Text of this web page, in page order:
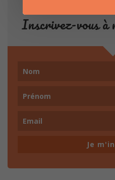
Inscrivez-vous
Je